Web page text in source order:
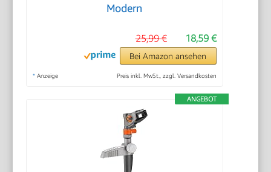
Modern
18,59 €
25,99 €
Bei Amazon ansehen
* Anzeige Preis inkl. MwSt., zzgl. Versandkosten
ANGEBOT